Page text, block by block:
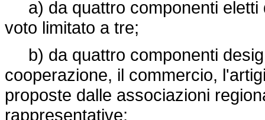
a) da quattro componenti eletti
voto limitato a tre;
b) da quattro componenti
cooperazione, il commercio,
proposte dalle associazioni
rappresentative;